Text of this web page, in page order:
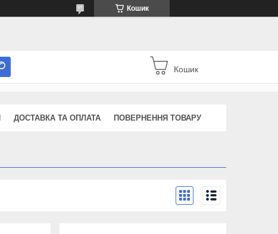
Кошик
Кошик
ДОСТАВКА ТА ОПЛАТА ПОВЕРНЕННЯ ТОВАРУ